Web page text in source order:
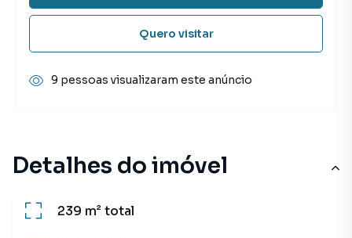
Detalhes do imóvel
239 m²total
Quero visitar
9 pessoas visualizaram este anúncio